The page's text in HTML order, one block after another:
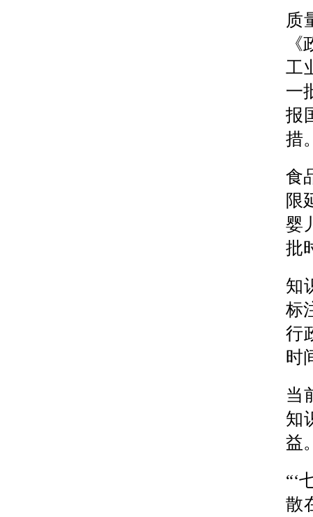
质
工
一
报
措
食
限
婴
批
知
标
行
时
当
知
益
“‘
散